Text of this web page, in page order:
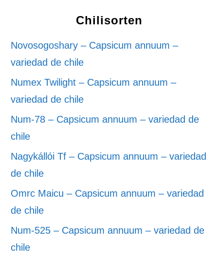
Chilisorten
Novosogoshary – Capsicum annuum –
variedad de chile
Numex Twilight – Capsicum annuum –
variedad de chile
Num-78 – Capsicum annuum – variedad de
chile
Nagykállói Tf – Capsicum annuum – variedad
de chile
Omrc Maicu – Capsicum annuum – variedad
de chile
Num-525 – Capsicum annuum – variedad de
chile